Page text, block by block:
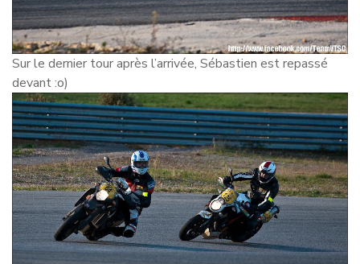
Sur le dernier tour après l’arrivée, Sébastien est repassé
devant :o)